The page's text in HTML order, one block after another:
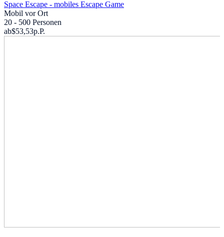
Space Escape - mobiles Escape Game
Mobil vor Ort
20 - 500 Personen
ab$53,53p.P.